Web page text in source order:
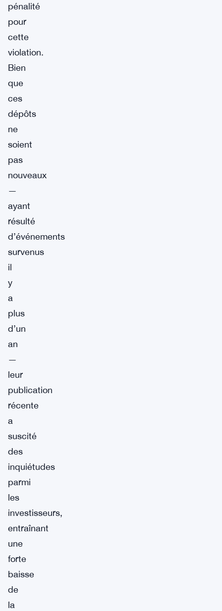
pénalité
pour
cette
violation.
Bien
que
ces
dépôts
ne
soient
pas
nouveaux
—
ayant
résulté
d’événements
survenus
il
y
a
plus
d’un
an
—
leur
publication
récente
a
suscité
des
inquiétudes
parmi
les
investisseurs,
entraînant
une
forte
baisse
de
la